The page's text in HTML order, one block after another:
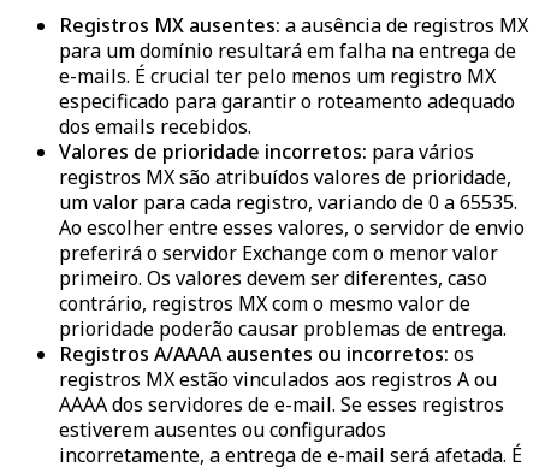
Registros MX ausentes: a ausência de registros MX
para um domínio resultará em falha na entrega de
e-mails. É crucial ter pelo menos um registro MX
especificado para garantir o roteamento adequado
dos emails recebidos.
Valores de prioridade incorretos: para vários
registros MX são atribuídos valores de prioridade,
um valor para cada registro, variando de 0 a 65535.
Ao escolher entre esses valores, o servidor de envio
preferirá o servidor Exchange com o menor valor
primeiro. Os valores devem ser diferentes, caso
contrário, registros MX com o mesmo valor de
prioridade poderão causar problemas de entrega.
Registros A/AAAA ausentes ou incorretos: os
registros MX estão vinculados aos registros A ou
AAAA dos servidores de e-mail. Se esses registros
estiverem ausentes ou configurados
incorretamente, a entrega de e-mail será afetada. É